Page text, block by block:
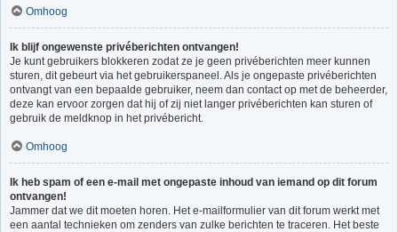
Omhoog
Ik blijf ongewenste privéberichten ontvangen!
Je kunt gebruikers blokkeren zodat ze je geen privéberichten meer kunnen
sturen, dit gebeurt via het gebruikerspaneel. Als je ongepaste privéberichten
ontvangt van een bepaalde gebruiker, neem dan contact op met de beheerder,
deze kan ervoor zorgen dat hij of zij niet langer privéberichten kan sturen of
gebruik de meldknop in het privébericht.
Omhoog
Ik heb spam of een e-mail met ongepaste inhoud van iemand op dit forum
ontvangen!
Jammer dat we dit moeten horen. Het e-mailformulier van dit forum werkt met
een aantal technieken om zenders van zulke berichten te traceren. Het beste